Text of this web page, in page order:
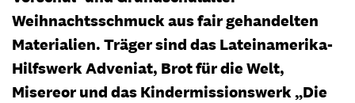
Weihnachtsschmuck aus fair gehandelten
Materialien. Träger sind das Lateinamerika-
Hilfswerk Adveniat, Brot für die Welt,
Misereor und das Kindermissionswerk „Die